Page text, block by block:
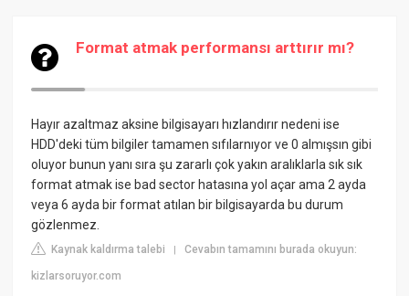
Format atmak performansı arttırır mı?
Hayır azaltmaz aksine bilgisayarı hızlandırır nedeni ise
HDD'deki tüm bilgiler tamamen sıfılarnıyor ve 0 almışsın gibi
oluyor bunun yanı sıra şu zararlı çok yakın aralıklarla sık sık
format atmak ise bad sector hatasına yol açar ama 2 ayda
veya 6 ayda bir format atılan bir bilgisayarda bu durum
gözlenmez.
Kaynak kaldırma talebi |Cevabın tamamını burada okuyun:
kizlarsoruyor.com